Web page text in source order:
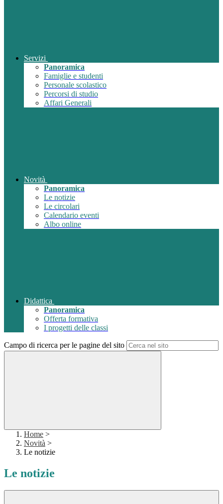
Servizi
Panoramica
Famiglie e studenti
Personale scolastico
Percorsi di studio
Affari Generali
Novità
Panoramica
Le notizie
Le circolari
Calendario eventi
Albo online
Didattica
Panoramica
Offerta formativa
I progetti delle classi
Campo di ricerca per le pagine del sito
Home >
Novità >
Le notizie
Le notizie